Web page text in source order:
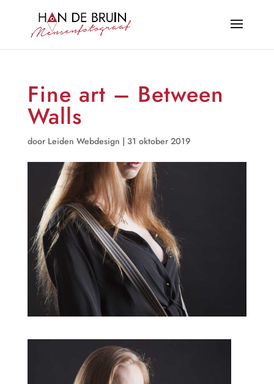
Fine art – Between
Walls
door Leiden Webdesign | 31 oktober 2019